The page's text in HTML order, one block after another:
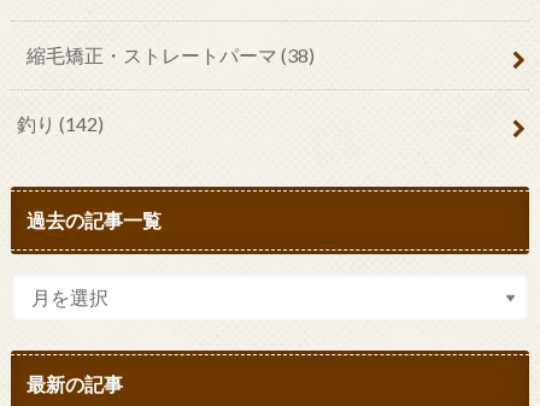
縮毛矯正・ストレートパーマ (38)
釣り (142)
過去の記事一覧
最新の記事